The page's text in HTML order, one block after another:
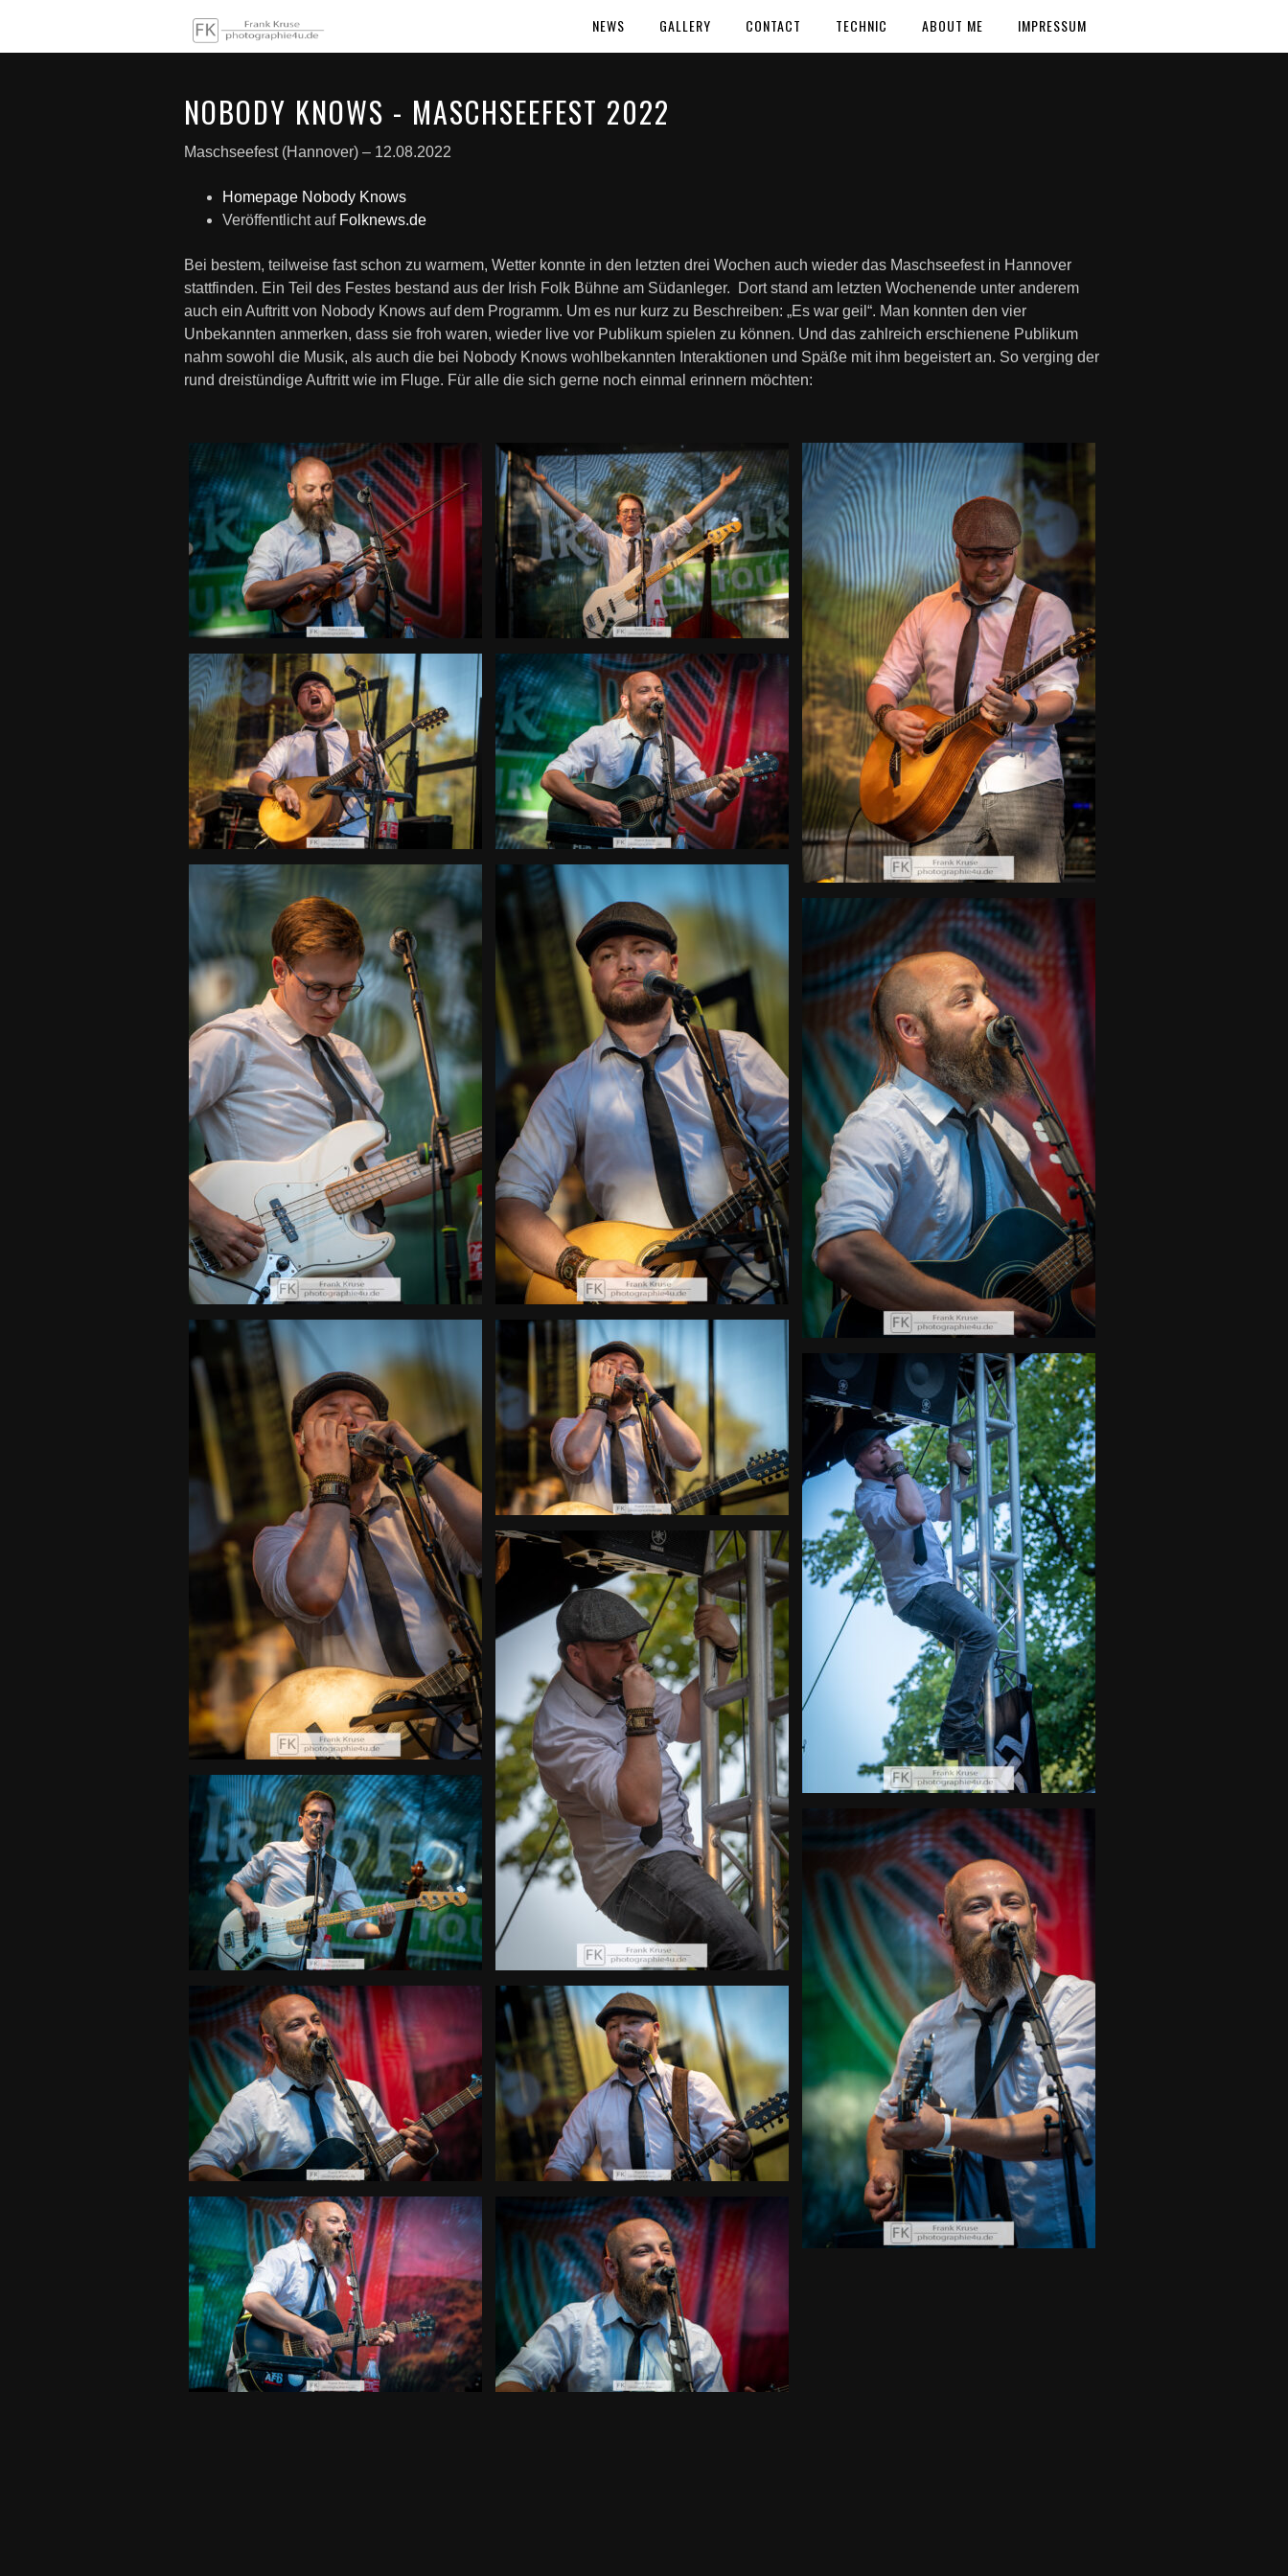
NEWS GALLERY CONTACT TECHNIC ABOUT ME IMPRESSUM
NOBODY KNOWS - MASCHSEEFEST 2022
Maschseefest (Hannover) – 12.08.2022
Homepage Nobody Knows
Veröffentlicht auf Folknews.de
Bei bestem, teilweise fast schon zu warmem, Wetter konnte in den letzten drei Wochen auch wieder das Maschseefest in Hannover
stattfinden. Ein Teil des Festes bestand aus der Irish Folk Bühne am Südanleger. Dort stand am letzten Wochenende unter anderem
auch ein Auftritt von Nobody Knows auf dem Programm. Um es nur kurz zu Beschreiben: „Es war geil“. Man konnten den vier
Unbekannten anmerken, dass sie froh waren, wieder live vor Publikum spielen zu können. Und das zahlreich erschienene Publikum
nahm sowohl die Musik, als auch die bei Nobody Knows wohlbekannten Interaktionen und Späße mit ihm begeistert an. So verging der
rund dreistündige Auftritt wie im Fluge. Für alle die sich gerne noch einmal erinnern möchten: